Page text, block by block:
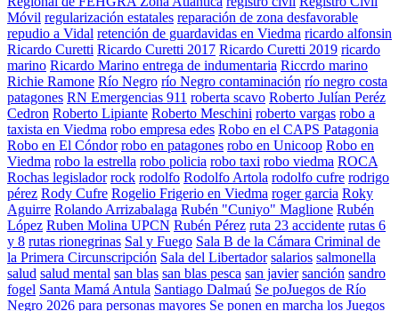
Móvil regularización estatales reparación de zona desfavorable
repudio a Vidal retención de guardavidas en Viedma ricardo alfonsin
Ricardo Curetti Ricardo Curetti 2017 Ricardo Curetti 2019 ricardo
marino Ricardo Marino entrega de indumentaria Riccrdo marino
Richie Ramone Río Negro río Negro contaminación río negro costa
patagones RN Emergencias 911 roberta scavo Roberto Julían Peréz
Cedron Roberto Lipiante Roberto Meschini roberto vargas robo a
taxista en Viedma robo empresa edes Robo en el CAPS Patagonia
Robo en El Cóndor robo en patagones robo en Unicoop Robo en
Viedma robo la estrella robo policia robo taxi robo viedma ROCA
Rochas legislador rock rodolfo Rodolfo Artola rodolfo cufre rodrigo
pérez Rody Cufre Rogelio Frigerio en Viedma roger garcia Roky
Aguirre Rolando Arrizabalaga Rubén "Cuniyo" Maglione Rubén
López Ruben Molina UPCN Rubén Pérez ruta 23 accidente rutas 6
y 8 rutas rionegrinas Sal y Fuego Sala B de la Cámara Criminal de
la Primera Circunscripción Sala del Libertador salarios salmonella
salud salud mental san blas san blas pesca san javier sanción sandro
fogel Santa Mamá Antula Santiago Dalmaú Se poJuegos de Río
Negro 2026 para personas mayores Se ponen en marcha los Juegos